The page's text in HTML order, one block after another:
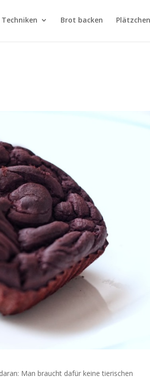
Brot backen
Man braucht dafür keine tierischen